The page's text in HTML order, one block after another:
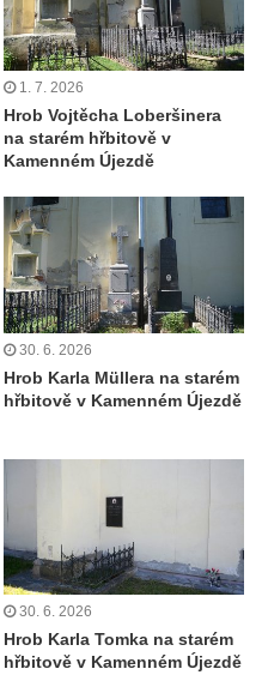
u
v
radnici v
nad Nisou
ulici v
v Krásné
1. 7. 2026
Hrob Vojtěcha Loberšinera
na starém hřbitově v
Kamenném Újezdě
30. 6. 2026
Hrob Karla Müllera na starém
hřbitově v Kamenném Újezdě
30. 6. 2026
Hrob Karla Tomka na starém
hřbitově v Kamenném Újezdě